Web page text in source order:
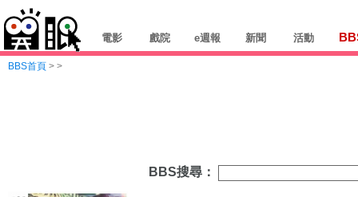
電影 戲院 e週報 新聞 活動
BBS首頁 > >
BBS搜尋：